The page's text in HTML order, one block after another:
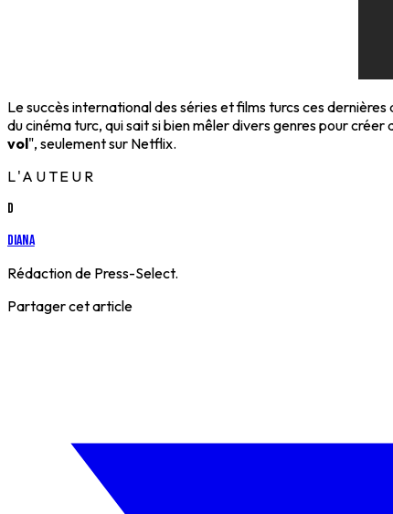
Le succès international des séries et films turcs ces
du cinéma turc, qui sait si bien mêler divers genres pour
vol", seulement sur Netflix.
L'AUTEUR
D
Diana
Rédaction de Press-Select.
Partager cet article